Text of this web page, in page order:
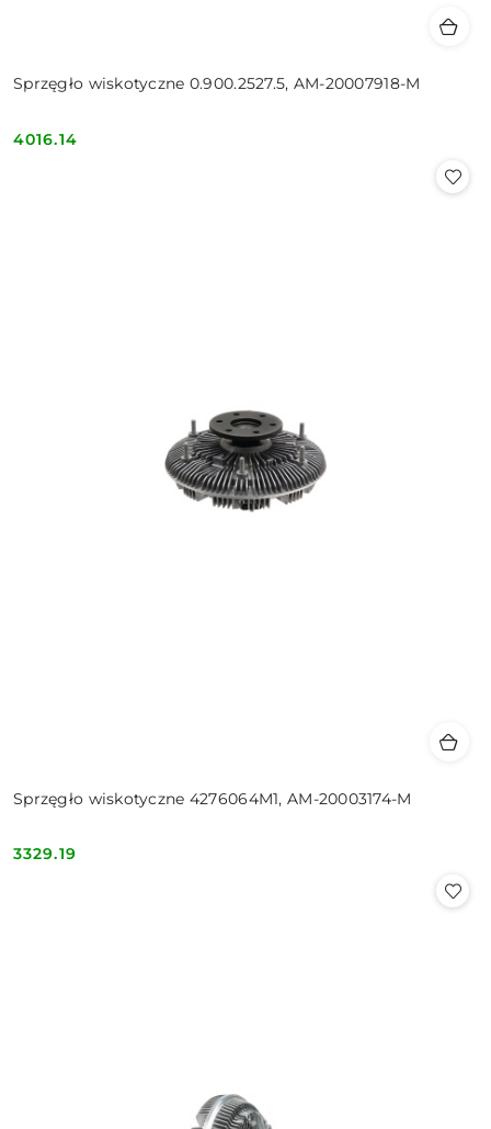
Sprzęgło wiskotyczne 0.900.2527.5, AM-20007918-M
Cena:
4016.14
Sprzęgło wiskotyczne 4276064M1, AM-20003174-M
Cena:
3329.19